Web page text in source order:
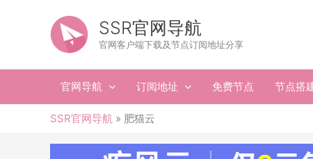
SSR官网导航
官网客户端下载及节点订阅地址分享
官网导航 订阅地址 免费节点 节点搭
SSR官网导航 » 肥猫云